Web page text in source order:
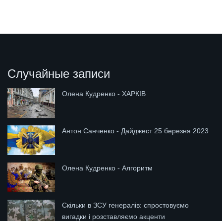
Случайные записи
Олена Кудренко - ХАРКІВ
Антон Санченко - Дайджест 25 березня 2023
Олена Кудренко - Алгоритм
Скільки в ЗСУ генералів: спростовуємо
вигадки і розставляємо акценти